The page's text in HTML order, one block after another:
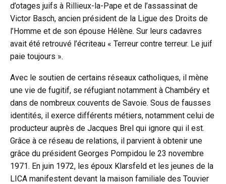
d’otages juifs à Rillieux-la-Pape et de l’assassinat de
Victor Basch, ancien président de la Ligue des Droits de
l’Homme et de son épouse Hélène. Sur leurs cadavres
avait été retrouvé l’écriteau « Terreur contre terreur. Le juif
paie toujours ».
Avec le soutien de certains réseaux catholiques, il mène
une vie de fugitif, se réfugiant notamment à Chambéry et
dans de nombreux couvents de Savoie. Sous de fausses
identités, il exerce différents métiers, notamment celui de
producteur auprès de Jacques Brel qui ignore qui il est.
Grâce à ce réseau de relations, il parvient à obtenir une
grâce du président Georges Pompidou le 23 novembre
1971. En juin 1972, les époux Klarsfeld et les jeunes de la
LICA manifestent devant la maison familiale des Touvier